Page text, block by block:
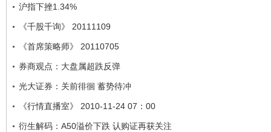
沪指下挫1.34%
《千股千询》 20111109
《首席策略师》 20110705
券商观点：大盘属超跌反弹
光大证券：关前徘徊 蓄势待冲
《行情直播室》 2010-11-24 07：00
衍生解码：A50溢价下跌 认购证再获关注